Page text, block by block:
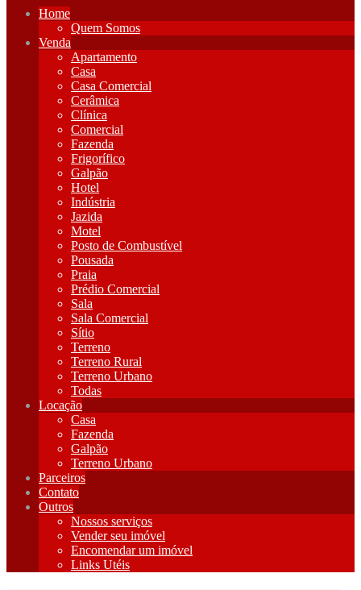
Home
Quem Somos
Venda
Apartamento
Casa
Casa Comercial
Cerâmica
Clínica
Comercial
Fazenda
Frigorífico
Galpão
Hotel
Indústria
Jazida
Motel
Posto de Combustível
Pousada
Praia
Prédio Comercial
Sala
Sala Comercial
Sítio
Terreno
Terreno Rural
Terreno Urbano
Todas
Locação
Casa
Fazenda
Galpão
Terreno Urbano
Parceiros
Contato
Outros
Nossos serviços
Vender seu imóvel
Encomendar um imóvel
Links Utéis